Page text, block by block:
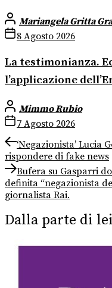
Mariangela Gritta
8 Agosto 2026
La testimonianza.
l’applicazione
Mimmo Rubio
7 Agosto 2026
Navigazione
articoli
Previous
post:
‘Negazionista’ Lucia
rispondere di fake news
Next
post:
Bufera su Gasparri
definita “negazionista
giornalista Rai.
Dalla parte di lei